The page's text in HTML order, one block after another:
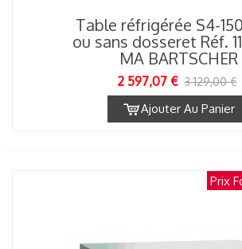
Table réfrigérée S4-
ou sans dosseret Réf.
MA BARTSCHER
2 597,07 € 3 129,00 €
Ajouter Au Panier
Prix